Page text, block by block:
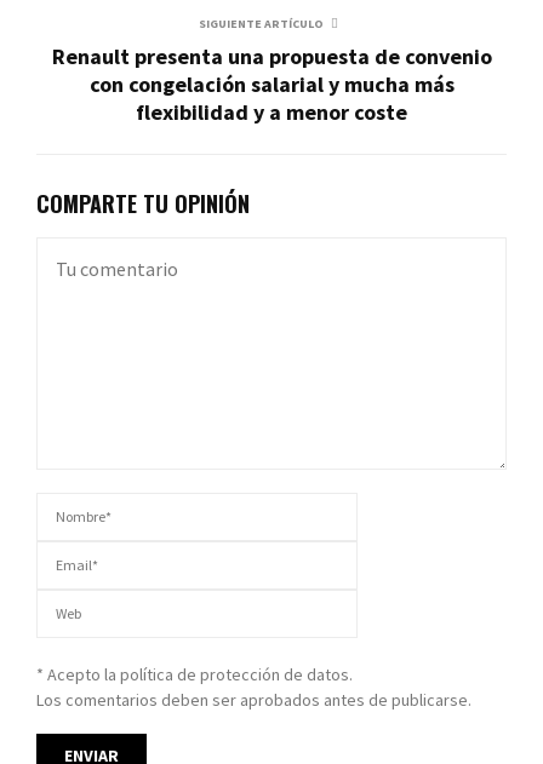
SIGUIENTE ARTÍCULO
Renault presenta una propuesta de convenio
con congelación salarial y mucha más
flexibilidad y a menor coste
COMPARTE TU OPINIÓN
* Acepto la política de protección de datos.
Los comentarios deben ser aprobados antes de publicarse.